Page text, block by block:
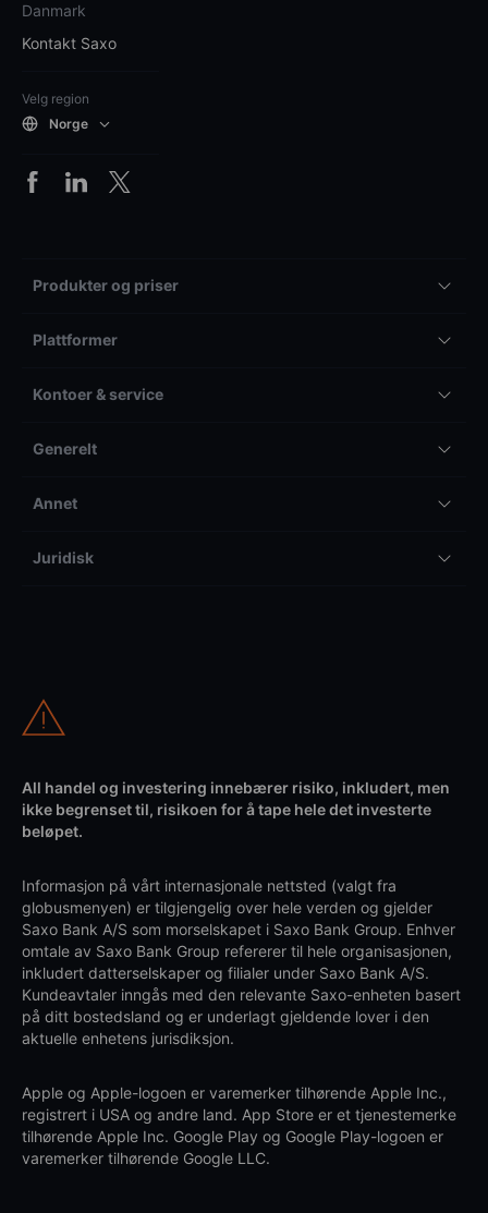
Danmark
Kontakt Saxo
Velg region
Norge
Produkter og priser
Plattformer
Kontoer & service
Generelt
Annet
Juridisk
All handel og investering innebærer risiko, inkludert, men
ikke begrenset til, risikoen for å tape hele det investerte
beløpet.
Informasjon på vårt internasjonale nettsted (valgt fra
globusmenyen) er tilgjengelig over hele verden og gjelder
Saxo Bank A/S som morselskapet i Saxo Bank Group. Enhver
omtale av Saxo Bank Group refererer til hele organisasjonen,
inkludert datterselskaper og filialer under Saxo Bank A/S.
Kundeavtaler inngås med den relevante Saxo-enheten basert
på ditt bostedsland og er underlagt gjeldende lover i den
aktuelle enhetens jurisdiksjon.
Apple og Apple-logoen er varemerker tilhørende Apple Inc.,
registrert i USA og andre land. App Store er et tjenestemerke
tilhørende Apple Inc. Google Play og Google Play-logoen er
varemerker tilhørende Google LLC.